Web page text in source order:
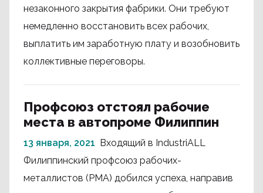
незаконного закрытия фабрики. Они требуют
немедленно восстановить всех рабочих,
выплатить им заработную плату и возобновить
коллективные переговоры.
Профсоюз отстоял рабочие
места в автопроме Филиппин
13 января, 2021 Входящий в IndustriALL
Филиппинский профсоюз рабочих-
металлистов (PMA) добился успеха, направив